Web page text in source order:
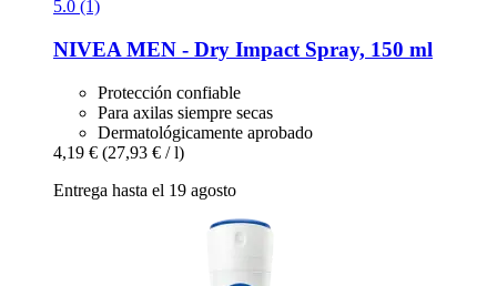
5.0 (1)
NIVEA MEN -​ Dry Impact Spray, 150 ml
Protección confiable
Para axilas siempre secas
Dermatológicamente aprobado
4,19 € (27,93 € / l)
Entrega hasta el 19 agosto